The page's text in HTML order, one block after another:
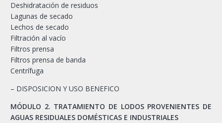
Deshidratación de residuos
Lagunas de secado
Lechos de secado
Filtración al vacío
Filtros prensa
Filtros prensa de banda
Centrífuga
– DISPOSICION Y USO BENEFICO
MÓDULO 2. TRATAMIENTO DE LODOS PROVENIENTES DE
AGUAS RESIDUALES DOMÉSTICAS E INDUSTRIALES